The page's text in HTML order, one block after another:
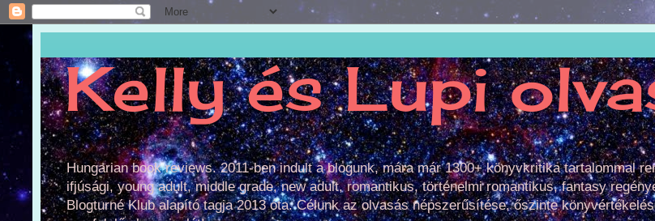
Kelly és Lupi
Hungarian book reviews. 2011-ben indult a blogunk, mára már 1300+ könyvkritika tartalommal
ifjúsági, young adult, middle grade, new adult, romantikus, történelmi romantikus, fantasy
Blogturné Klub alapító tagja 2013 óta. Célunk az olvasás népszerűsítése, őszinte